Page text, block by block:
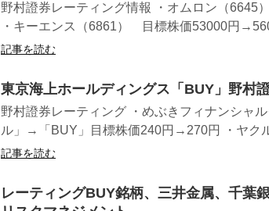
野村證券レーティング情報 ・オムロン（
・キーエンス（6861） 目標株価53000円
記事を読む
東京海上ホールディングス「BUY」野村
野村證券レーティング ・めぶきフィナンシャ
ル」→「BUY」目標株価240円→270円 ・ヤク
記事を読む
レーティングBUY銘柄、三井金属、千葉